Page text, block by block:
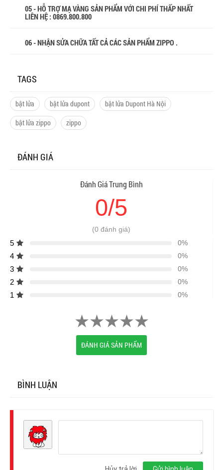
05 - HỖ TRỢ MẠ VÀNG SẢN PHẨM VỚI CHI PHÍ THẤP NHẤT
LIÊN HỆ : 0869.800.800
06 - NHẬN SỬA CHỮA TẤT CẢ CÁC SẢN PHẨM ZIPPO .
TAGS
bật lửa bật lửa dupont
bật lửa Dupont Hà Nội
bật lửa zippo
zippo
ĐÁNH GIÁ
Đánh Giá Trung Bình
0/5
(0 đánh giá)
5 0%
4 0%
3 0%
2 0%
1 0%
ĐÁNH GIÁ SẢN PHẨM
BÌNH LUẬN